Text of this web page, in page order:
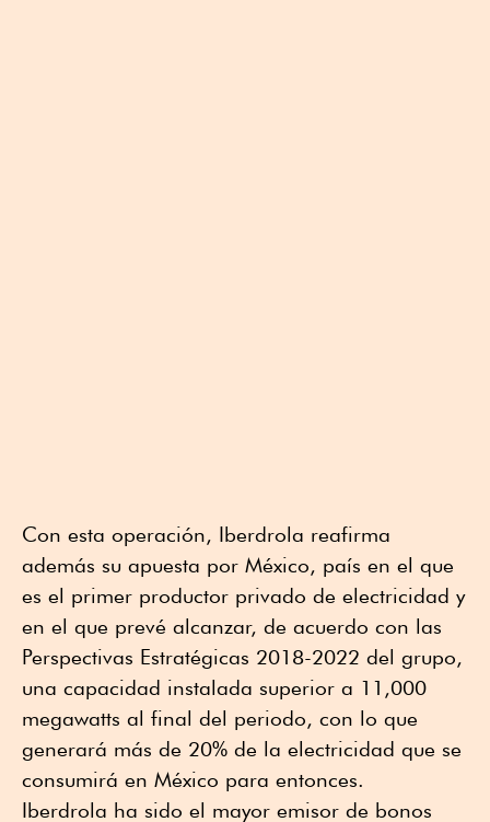
Con esta operación, Iberdrola reafirma
además su apuesta por México, país en el que
es el primer productor privado de electricidad y
en el que prevé alcanzar, de acuerdo con las
Perspectivas Estratégicas 2018-2022 del grupo,
una capacidad instalada superior a 11,000
megawatts al final del periodo, con lo que
generará más de 20% de la electricidad que se
consumirá en México para entonces.
Iberdrola ha sido el mayor emisor de bonos